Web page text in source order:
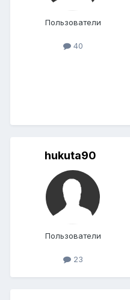
Пользователи
40
hukuta90
Пользователи
23